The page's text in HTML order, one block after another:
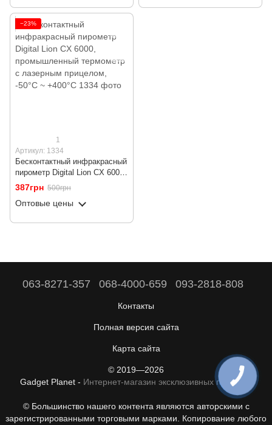
−23%
1
Артикул: 1334
Бесконтактный инфракрасный
пирометр Digital Lion CX 6000,
промышленный термометр с
лазерным прицелом, -50°C ~
+400°C
387грн 500грн
Оптовые цены
063-8271-357 068-4000-659 093-2818-808
Контакты
Полная версия сайта
Карта сайта
© 2019—2026
Gadget Planet - Интернет-магазин эксклюзивных гаджетов
© Большинство нашего контента являются авторскими с
зарегистрированными торговыми марками. Копирование любого
ОНЛАЙН ЧАТ